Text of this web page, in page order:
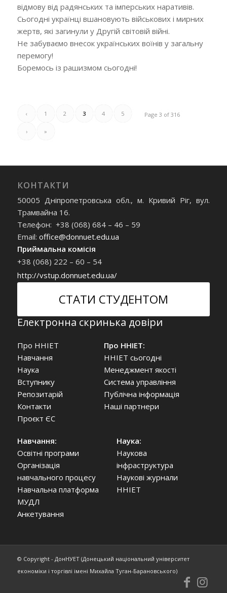
відмову від радянських та імперських наративів.
Сьогодні українці вшановують військових і мирних
жертв, які загинули у Другій світовій війні.
Не забуваємо внесок українських воїнів у загальну
перемогу!
Боремось із рашизмом сьогодні!
Page 3 of 316
‹ 1 2 3 4 5
› »
КОНТАКТИ
50005 Дніпропетровська обл., м. Кривий Ріг, вул.
Трамвайна 16.
Телефон: +38 (068) 684 – 46 – 59
Email: office@donnuet.edu.ua
Приймальна комісія
+38 (068) 222 – 60 – 54
http://vstup.donnuet.edu.ua/
СТАТИ СТУДЕНТОМ
Електронна скринька довіри
Про ННІЕТ
Навчання
Наука
Вступнику
Репозитарій
Контакти
Проєкт ЄС
Про ННІЕТ:
ННІЕТ сьогодні
Менеджмент якості
Система управління
Публічна інформація
Наші партнери
Навчання:
Освітні програми
Організація
навчального процесу
Навчальна платформа
МУДЛ
Анкетування
Наука:
Наукова
інфраструктура
Наукові журнали
ННІЕТ
© Copyright - ДонНУЕТ (Донецький національний університет
економіки і торгівлі імені Михайла Туган-Барановського)